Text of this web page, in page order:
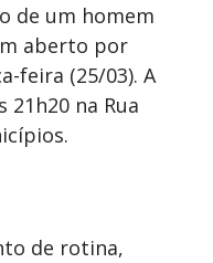
de um homem
aberto por
feira (25/03). A
na Rua
de rotina,